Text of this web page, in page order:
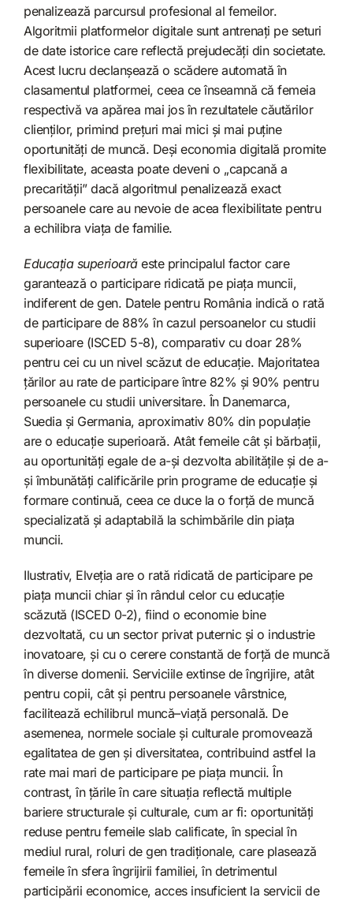
penalizează parcursul profesional al femeilor.
Algoritmii platformelor digitale sunt antrenați pe seturi
de date istorice care reflectă prejudecăți din societate.
Acest lucru declanșează o scădere automată în
clasamentul platformei, ceea ce înseamnă că femeia
respectivă va apărea mai jos în rezultatele căutărilor
clienților, primind prețuri mai mici și mai puține
oportunități de muncă. Deși economia digitală promite
flexibilitate, aceasta poate deveni o „capcană a
precarității” dacă algoritmul penalizează exact
persoanele care au nevoie de acea flexibilitate pentru
a echilibra viața de familie.
Educația superioarăeste principalul factor care
garantează o participare ridicată pe piața muncii,
indiferent de gen. Datele pentru România indică o rată
de participare de 88% în cazul persoanelor cu studii
superioare (ISCED 5-8), comparativ cu doar 28%
pentru cei cu un nivel scăzut de educație. Majoritatea
țărilor au rate de participare între 82% și 90% pentru
persoanele cu studii universitare. În Danemarca,
Suedia și Germania, aproximativ 80% din populație
are o educație superioară. Atât femeile cât și bărbații,
au oportunități egale de a-și dezvolta abilitățile și de a-
și îmbunătăți calificările prin programe de educație și
formare continuă, ceea ce duce la o forță de muncă
specializată și adaptabilă la schimbările din piața
muncii.
Ilustrativ, Elveţia are o rată ridicată de participare pe
piaţa muncii chiar și în rândul celor cu educație
scăzută (ISCED 0-2), fiind o economie bine
dezvoltată, cu un sector privat puternic și o industrie
inovatoare, și cu o cerere constantă de forță de muncă
în diverse domenii. Serviciile extinse de îngrijire, atât
pentru copii, cât și pentru persoanele vârstnice,
facilitează echilibrul muncă–viață personală. De
asemenea, normele sociale și culturale promovează
egalitatea de gen și diversitatea, contribuind astfel la
rate mai mari de participare pe piața muncii. În
contrast, în țările în care situația reflectă multiple
bariere structurale și culturale, cum ar fi: oportunități
reduse pentru femeile slab calificate, în special în
mediul rural, roluri de gen tradiționale, care plasează
femeile în sfera îngrijirii familiei, în detrimentul
participării economice, acces insuficient la servicii de